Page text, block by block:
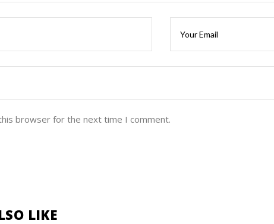
browser for the next time I comment.
LIKE